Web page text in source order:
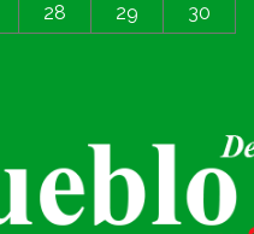
28 29 30